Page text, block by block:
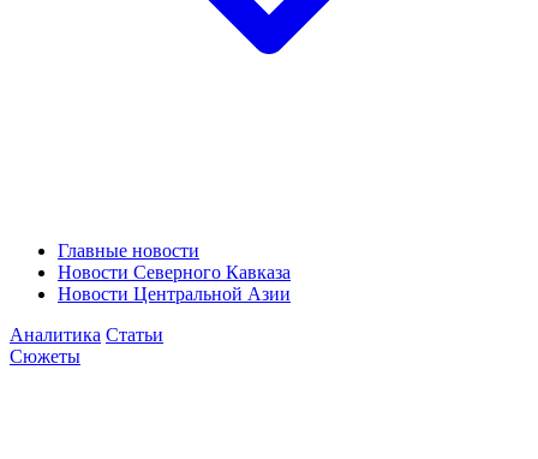
Главные новости
Новости Северного Кавказа
Новости Центральной Азии
Аналитика Статьи
Сюжеты